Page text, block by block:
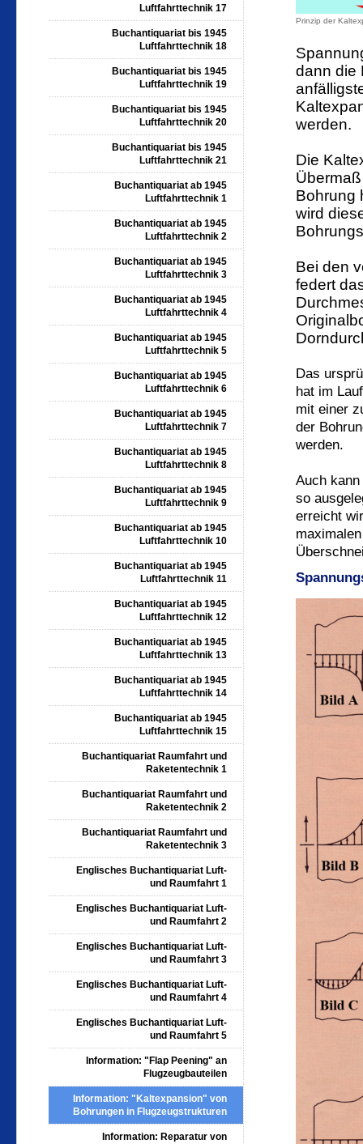
Prinzip der
dann die
werden.
Die
Bohrung
wird
Bei den
federt
Das
hat im
mit einer
der
werden.
Auch
so
erreicht
Luftfahrttechnik 17
Buchantiquariat bis 1945
Luftfahrttechnik 18
Buchantiquariat bis 1945
Luftfahrttechnik 19
Buchantiquariat bis 1945
Luftfahrttechnik 20
Buchantiquariat bis 1945
Luftfahrttechnik 21
Buchantiquariat ab 1945
Luftfahrttechnik 1
Buchantiquariat ab 1945
Luftfahrttechnik 2
Buchantiquariat ab 1945
Luftfahrttechnik 3
Buchantiquariat ab 1945
Luftfahrttechnik 4
Buchantiquariat ab 1945
Luftfahrttechnik 5
Buchantiquariat ab 1945
Luftfahrttechnik 6
Buchantiquariat ab 1945
Luftfahrttechnik 7
Buchantiquariat ab 1945
Luftfahrttechnik 8
Buchantiquariat ab 1945
Luftfahrttechnik 9
Buchantiquariat ab 1945
Luftfahrttechnik 10
Buchantiquariat ab 1945
Luftfahrttechnik 11
Buchantiquariat ab 1945
Luftfahrttechnik 12
Buchantiquariat ab 1945
Luftfahrttechnik 13
Buchantiquariat ab 1945
Luftfahrttechnik 14
Buchantiquariat ab 1945
Luftfahrttechnik 15
Buchantiquariat Raumfahrt und
Raketentechnik 1
Buchantiquariat Raumfahrt und
Raketentechnik 2
Buchantiquariat Raumfahrt und
Raketentechnik 3
Englisches Buchantiquariat Luft-
und Raumfahrt 1
Englisches Buchantiquariat Luft-
und Raumfahrt 2
Englisches Buchantiquariat Luft-
und Raumfahrt 3
Englisches Buchantiquariat Luft-
und Raumfahrt 4
Englisches Buchantiquariat Luft-
und Raumfahrt 5
Information: "Flap Peening" an
Flugzeugbauteilen
Information: "Kaltexpansion" von
Bohrungen in Flugzeugstrukturen
Information: Reparatur von